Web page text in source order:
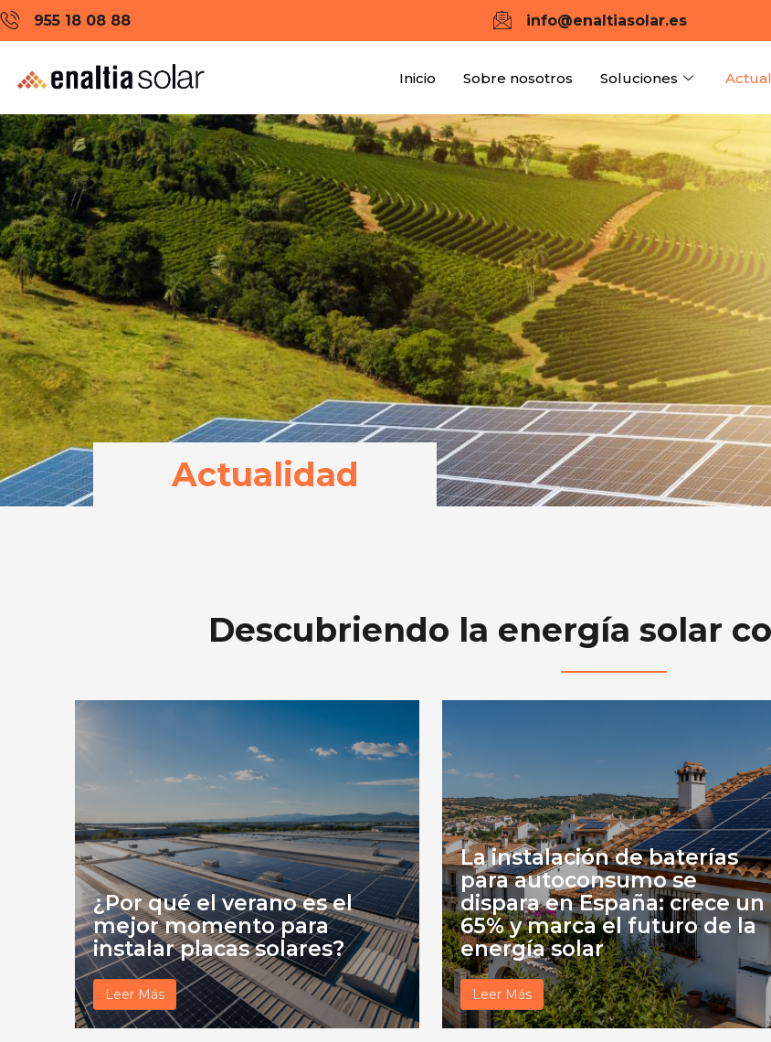
955 18 08 88 info@enaltiasolar.es
Inicio Sobre nosotros Soluciones
Actualidad
Descubriendo la energía solar
¿Por qué el verano es el
mejor momento para
instalar placas solares?
Leer Más
La instalación de baterías
para autoconsumo se
dispara en España: crece un
65% y marca el futuro de la
energía solar
Leer Más